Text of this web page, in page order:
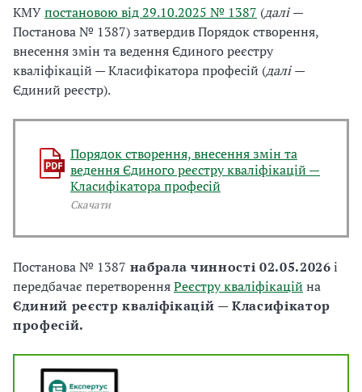
КМУпостановою від 29.10.2025 № 1387 (далі—
Постанова № 1387) затвердив Порядок створення,
внесення змін та ведення Єдиного реєстру
кваліфікацій — Класифікатора професій (далі—
Єдиний реєстр).
Порядок створення, внесення змін та
ведення Єдиного реєстру кваліфікацій —
Класифікатора професій
Скачати
Постанова № 1387 набрала чинності 02.05.2026і
передбачає перетворенняРеєстру кваліфікацій на
Єдиний реєстр кваліфікацій — Класифікатор
професій.